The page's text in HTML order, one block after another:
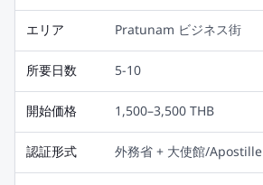
エリア Pratunam ビジネス街
所要日数 5-10
開始価格 1,500–3,500 THB
認証形式 外務省 + 大使館/Apostille